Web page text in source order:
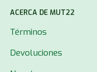
ACERCA DE MUT22
Términos
Devoluciones